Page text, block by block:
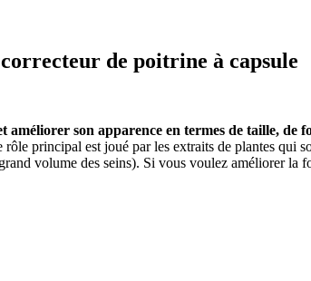
de poitrine à capsule
son apparence en termes de taille, de
principal est joué par les extraits de plantes qui
volume des seins). Si vous voulez améliorer la